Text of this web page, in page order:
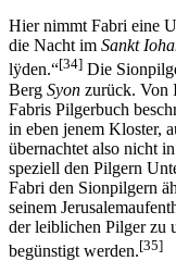
Hier nimmt Fabri eine
die Nacht im Sankt
lÿden.“[34] Die
Berg Syon zurück. Von
Fabris Pilgerbuch
in eben jenem Kloster,
übernachtet also nicht
speziell den Pilgern
Fabri den Sionpilgern
seinem
der leiblichen Pilger zu
begünstigt werden.[35]